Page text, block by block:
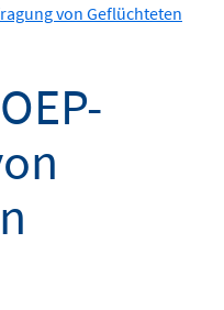
von Geflüchteten